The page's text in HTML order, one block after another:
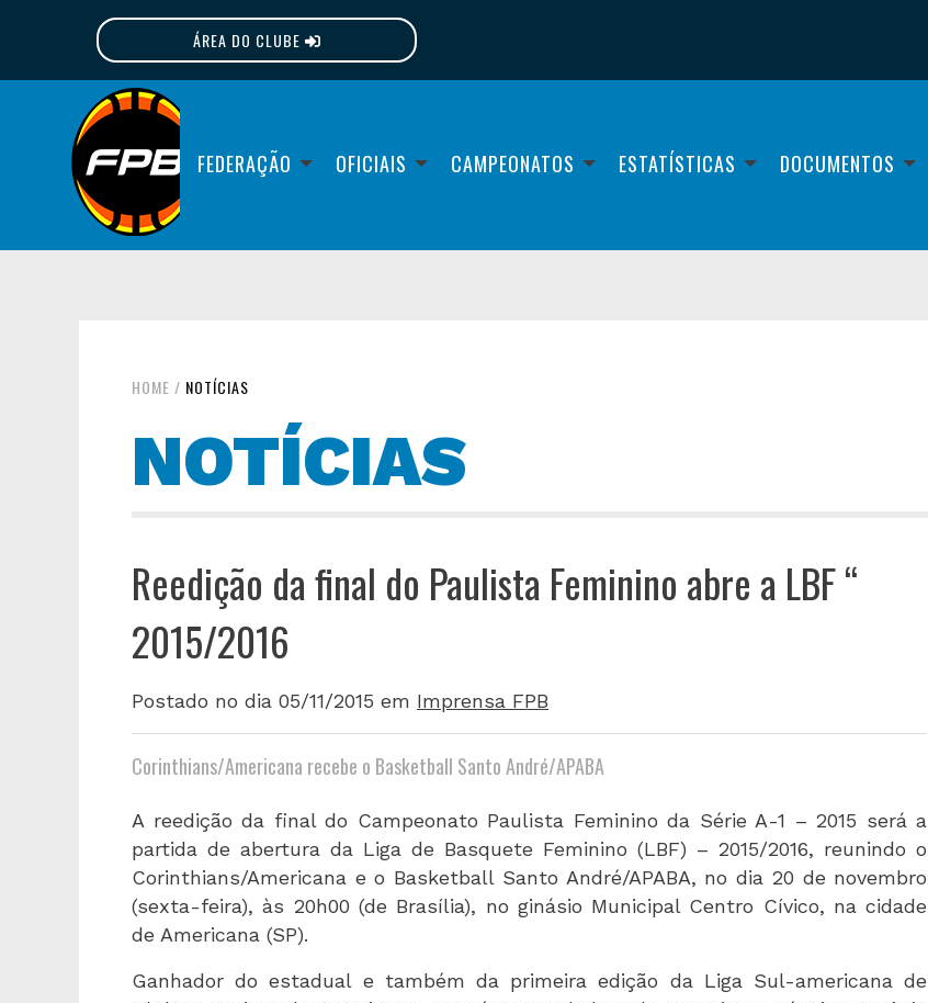
ÁREA DO CLUBE
FEDERAÇÃO OFICIAIS CAMPEONATOS ESTATÍSTICAS DOCUMENTOS
HOME / NOTÍCIAS
NOTÍCIAS
Reedição da final do Paulista Feminino abre a LBF “
2015/2016
Postado no dia 05/11/2015 em Imprensa FPB
Corinthians/Americana recebe o Basketball Santo André/APABA
A reedição da final do Campeonato Paulista Feminino da Série A-1 – 2015 será a
partida de abertura da Liga de Basquete Feminino (LBF) – 2015/2016, reunindo o
Corinthians/Americana e o Basketball Santo André/APABA, no dia 20 de novembro
(sexta-feira), às 20h00 (de Brasília), no ginásio Municipal Centro Cívico, na cidade
de Americana (SP).
Ganhador do estadual e também da primeira edição da Liga Sul-americana de